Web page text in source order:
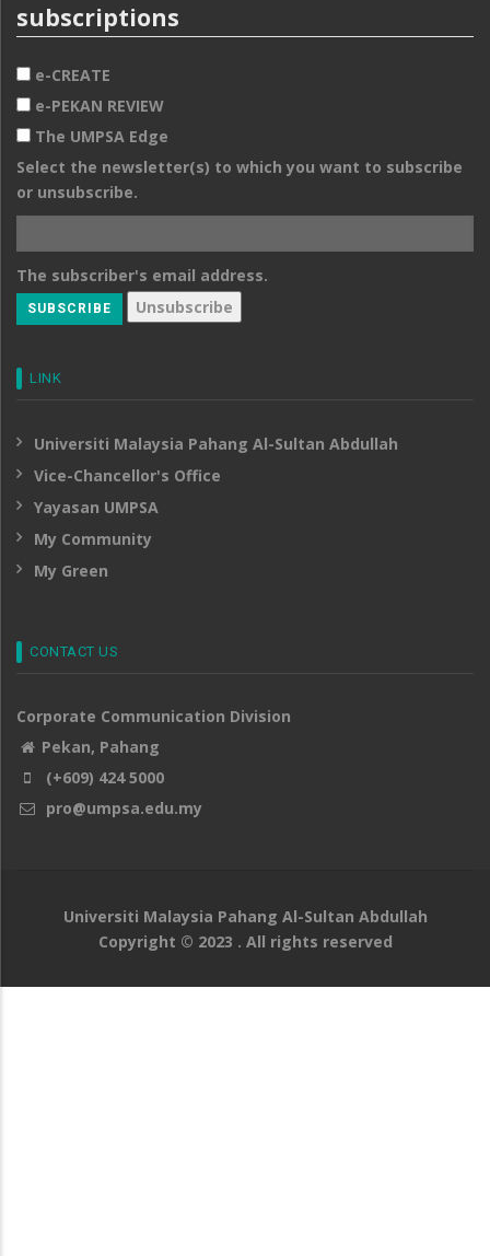
subscriptions
e-CREATE
e-PEKAN REVIEW
The UMPSA Edge
Select the newsletter(s) to which you want to subscribe
or unsubscribe.
The subscriber's email address.
LINK
Universiti Malaysia Pahang Al-Sultan Abdullah
Vice-Chancellor's Office
Yayasan UMPSA
My Community
My Green
CONTACT US
Corporate Communication Division
Pekan, Pahang
(+609) 424 5000
pro@umpsa.edu.my
Universiti Malaysia Pahang Al-Sultan Abdullah
Copyright © 2023 . All rights reserved